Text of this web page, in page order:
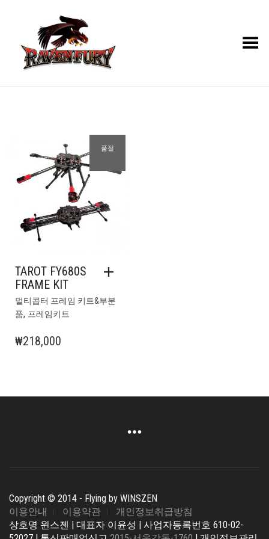
Toggle Menu
품절
TAROT FY680S
FRAME KIT
멀티콥터 프레임 키트&부분
품, 프레임키트
₩218,000
Copyright © 2014 - Flying by WINSZEN
이용안내
이용약관
개인정보취급방침
상호명 윈스젠 | 대표자 이윤성 | 사업자등록번호 610-02-